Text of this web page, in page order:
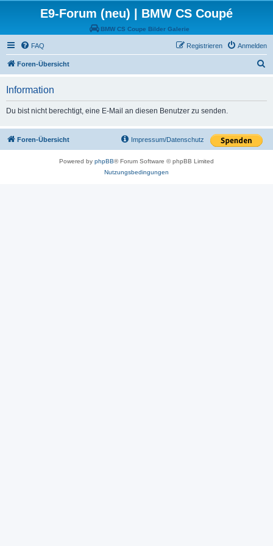
E9-Forum (neu) | BMW CS Coupé
BMW CS Coupe Bilder Galerie
FAQ Anmelden
Registrieren
Foren-Übersicht
Information
Du bist nicht berechtigt, eine E-Mail an diesen Benutzer zu senden.
Foren-Übersicht Impressum/Datenschutz
Powered by phpBB® Forum Software © phpBB Limited
Nutzungsbedingungen